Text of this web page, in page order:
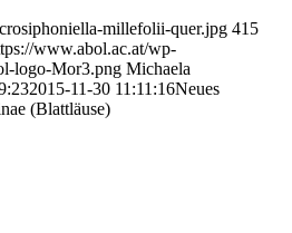
millefolii-quer.jpg 415
www.abol.ac.at/wp-
logo-Mor3.png Michaela
2015-11-30 11:11:16Neues
(Blattläuse)